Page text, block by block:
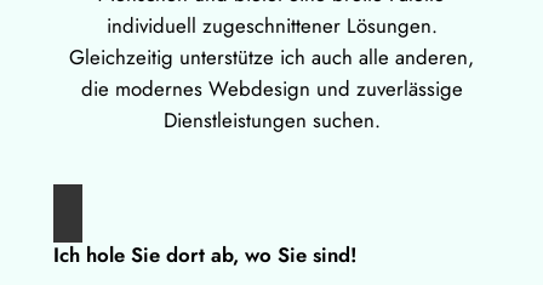
individuell zugeschnittener Lösungen.
Gleichzeitig unterstütze ich auch alle anderen,
die modernes Webdesign und zuverlässige
Dienstleistungen suchen.
Ich hole Sie dort ab, wo Sie sind!